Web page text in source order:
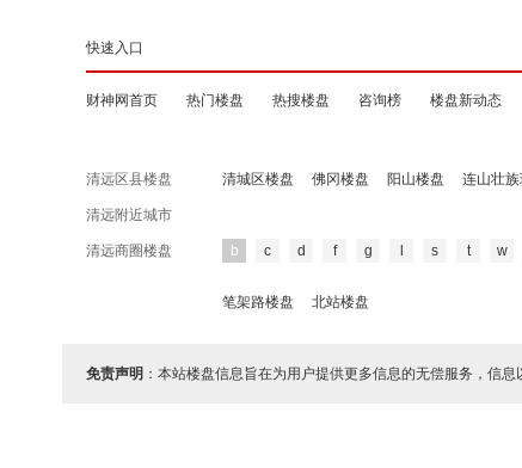
快速入口
财神网首页 热门楼盘 热搜楼盘 咨询榜 楼盘新动态
清远区县楼盘 清城区楼盘 佛冈楼盘 阳山楼盘 连山壮
清远附近城市
清远商圈楼盘 b c d f g s t w
笔架路楼盘 北站楼盘
免责声明 ：本站楼盘信息旨在为用户提供更多信息的无偿服务，信息